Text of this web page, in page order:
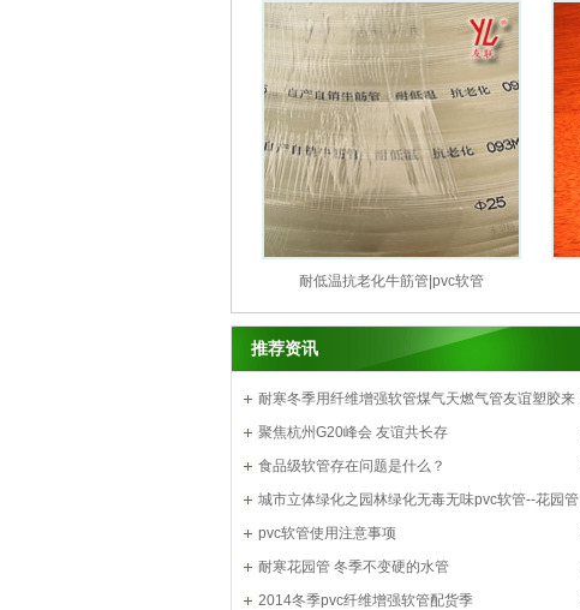
耐低温抗老化牛筋管|pvc软管
推荐资讯
耐寒冬季用纤维增强软管煤气天燃气管友谊塑胶来
访关键词汇总
聚焦杭州G20峰会 友谊共长存
食品级软管存在问题是什么？
城市立体绿化之园林绿化无毒无味pvc软管--花园管
pvc软管使用注意事项
耐寒花园管 冬季不变硬的水管
2014冬季pvc纤维增强软管配货季